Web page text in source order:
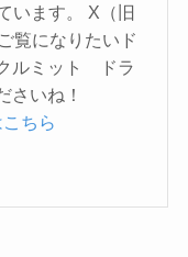
います。 X（旧
覧になりたいド
ルミット ドラ
さいね！
ちら